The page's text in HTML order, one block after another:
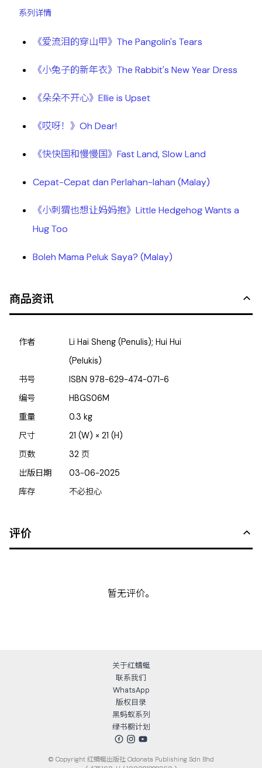
系列详情
《爱流泪的穿山甲》The Pangolin's Tears
《小兔子的新年衣》The Rabbit's New Year Dress
《朵朵不开心》Ellie is Upset
《哎呀！》Oh Dear!
《快快国和慢慢国》Fast Land, Slow Land
Cepat-Cepat dan Perlahan-lahan (Malay)
《小刺猬也想让妈妈抱》Little Hedgehog Wants a
Hug Too
Boleh Mama Peluk Saya? (Malay)
商品资讯
作者
Li Hai Sheng (Penulis); Hui Hui
(Pelukis)
书号
ISBN978-629-474-071-6
编号
HBGS06M
重量
0.3 kg
尺寸
21 (W) × 21 (H)
页数
32 页
出版日期
03-06-2025
库存
不必担心
评价
暂无评价。
关于红蜻蜓
联系我们
WhatsApp
版权目录
黑蚂蚁系列
绿书橱计划
© Copyright 红蜻蜓出版社 Odonata Publishing Sdn Bhd